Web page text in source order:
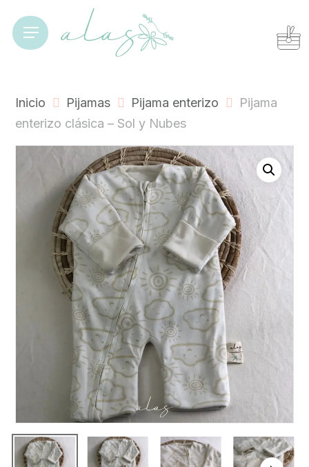
mainMenu Cart Close
Cart
Inicio Pijamas Pijama enterizo
Pijama
enterizo clásica – Sol y Nubes